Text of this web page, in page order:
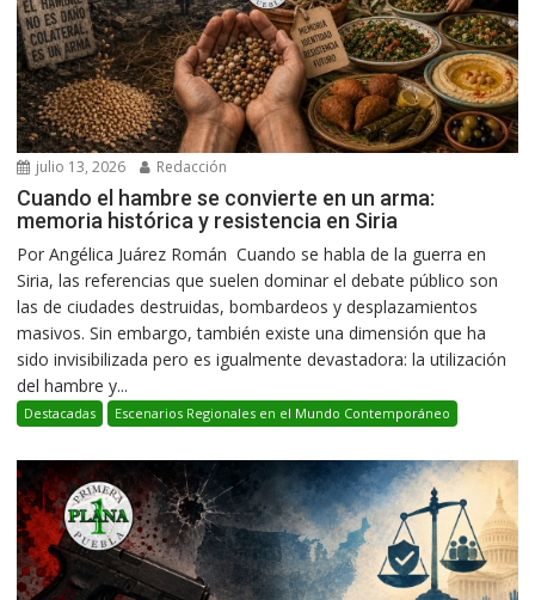
julio 13, 2026 Redacción
Cuando el hambre se convierte en un arma:
memoria histórica y resistencia en Siria
Por Angélica Juárez Román Cuando se habla de la guerra en
Siria, las referencias que suelen dominar el debate público son
las de ciudades destruidas, bombardeos y desplazamientos
masivos. Sin embargo, también existe una dimensión que ha
sido invisibilizada pero es igualmente devastadora: la utilización
del hambre y...
Destacadas Escenarios Regionales en el Mundo Contemporáneo